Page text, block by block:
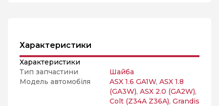
Характеристики
Характеристики
Тип запчастини
Шайба
Модель автомобіля
ASX 1.6 GA1W, ASX 1.8
(GA3W), ASX 2.0 (GA2W),
Colt (Z34A Z36A), Grandis